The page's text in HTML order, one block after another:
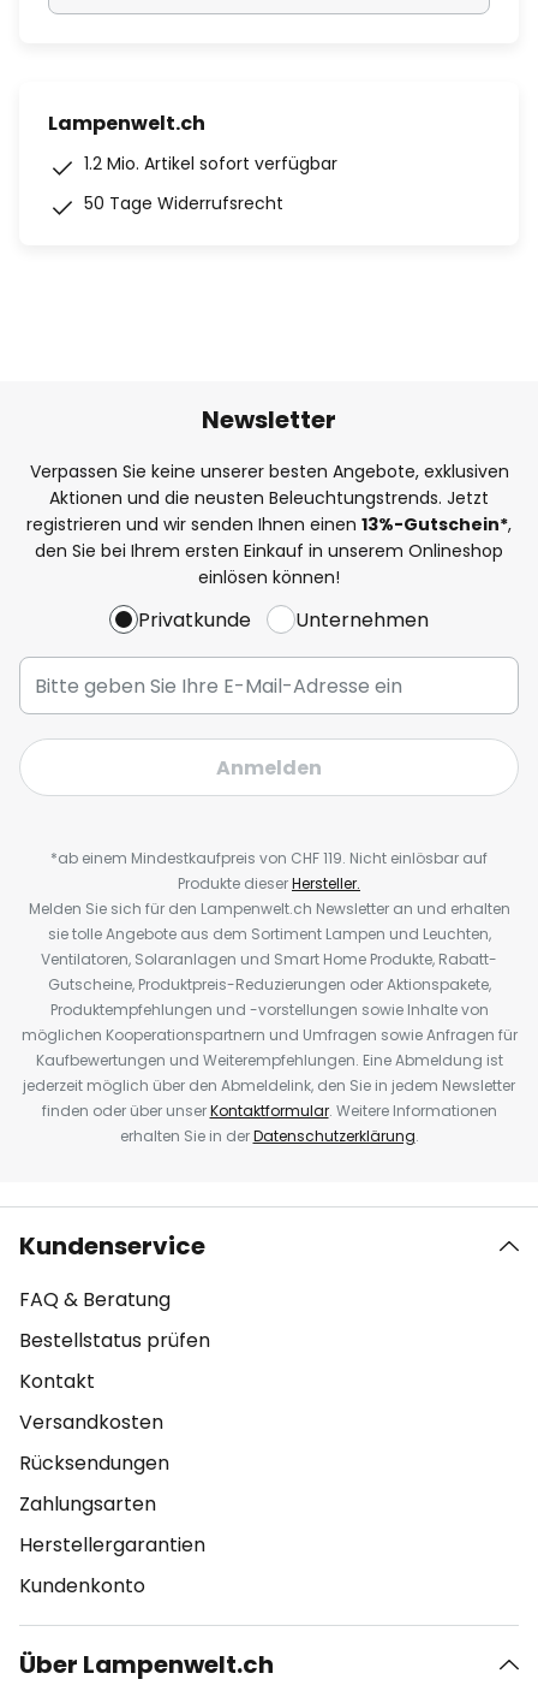
Lampenwelt.ch
1.2 Mio. Artikel sofort verfügbar
50 Tage Widerrufsrecht
Newsletter
Verpassen Sie keine unserer besten Angebote, exklusiven
Aktionen und die neusten Beleuchtungstrends. Jetzt
registrieren und wir senden Ihnen einen 13%-Gutschein*,
den Sie bei Ihrem ersten Einkauf in unserem Onlineshop
einlösen können!
Privatkunde Unternehmen
Anmelden
*ab einem Mindestkaufpreis von CHF 119. Nicht einlösbar auf
Produkte dieserHersteller.
Melden Sie sich für den Lampenwelt.ch Newsletter an und erhalten
sie tolle Angebote aus dem Sortiment Lampen und Leuchten,
Ventilatoren, Solaranlagen und Smart Home Produkte, Rabatt-
Gutscheine, Produktpreis-Reduzierungen oder Aktionspakete,
Produktempfehlungen und -vorstellungen sowie Inhalte von
möglichen Kooperationspartnern und Umfragen sowie Anfragen für
Kaufbewertungen und Weiterempfehlungen. Eine Abmeldung ist
jederzeit möglich über den Abmeldelink, den Sie in jedem Newsletter
finden oder über unserKontaktformular. Weitere Informationen
erhalten Sie in derDatenschutzerklärung.
Kundenservice
FAQ & Beratung
Bestellstatus prüfen
Kontakt
Versandkosten
Rücksendungen
Zahlungsarten
Herstellergarantien
Kundenkonto
Über Lampenwelt.ch